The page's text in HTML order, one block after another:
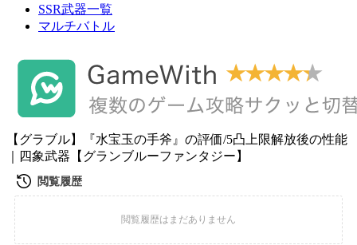
SSR武器一覧
マルチバトル
【グラブル】『水宝玉の手斧』の評価/5凸上限解放後の性能
｜四象武器【グランブルーファンタジー】